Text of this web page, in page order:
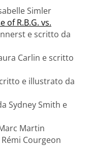
Simler
of R.B.G. vs.
e scritto da
Carlin e scritto
e illustrato da
Sydney Smith e
Martin
Courgeon